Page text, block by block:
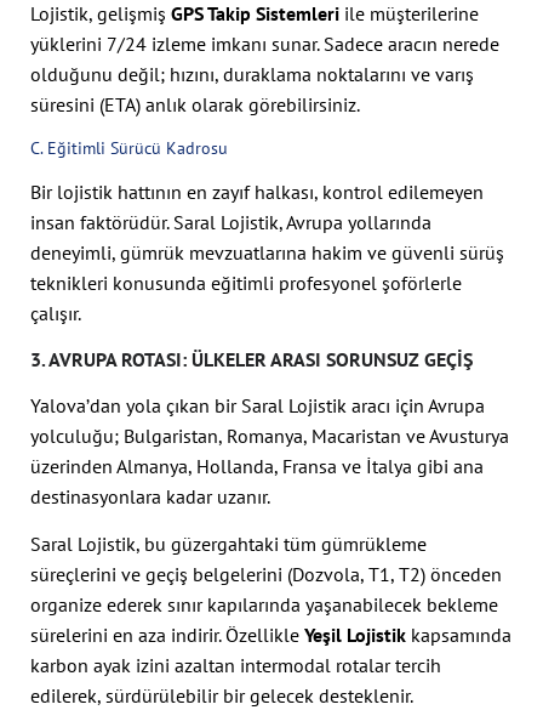
Lojistik, gelişmiş GPS Takip Sistemleri ile müşterilerine
yüklerini 7/24 izleme imkanı sunar. Sadece aracın nerede
olduğunu değil; hızını, duraklama noktalarını ve varış
süresini (ETA) anlık olarak görebilirsiniz.
C. Eğitimli Sürücü Kadrosu
Bir lojistik hattının en zayıf halkası, kontrol edilemeyen
insan faktörüdür. Saral Lojistik, Avrupa yollarında
deneyimli, gümrük mevzuatlarına hakim ve güvenli sürüş
teknikleri konusunda eğitimli profesyonel şoförlerle
çalışır.
3. AVRUPA ROTASI: ÜLKELER ARASI SORUNSUZ GEÇIŞ
Yalova’dan yola çıkan bir Saral Lojistik aracı için Avrupa
yolculuğu; Bulgaristan, Romanya, Macaristan ve Avusturya
üzerinden Almanya, Hollanda, Fransa ve İtalya gibi ana
destinasyonlara kadar uzanır.
Saral Lojistik, bu güzergahtaki tüm gümrükleme
süreçlerini ve geçiş belgelerini (Dozvola, T1, T2) önceden
organize ederek sınır kapılarında yaşanabilecek bekleme
sürelerini en aza indirir. Özellikle Yeşil Lojistik kapsamında
karbon ayak izini azaltan intermodal rotalar tercih
edilerek, sürdürülebilir bir gelecek desteklenir.